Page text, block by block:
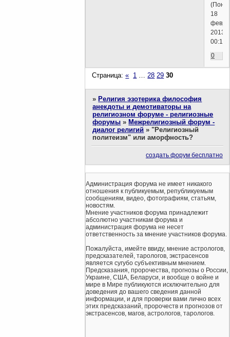
18
2013г.
00:19)
0
Страница:« 1 … 28 29 30
»Религия эзотерика философия
анекдоты и демотиваторы на
религиозном форуме - религиозные
форумы »Межрелигиозный форум -
диалог религий » "Религиозный
политеизм" или аморфность?
создать форум бесплатно
Администрация форума не имеет никакого
отношения к публикуемым, републикуемым
сообщениям, видео, фотографиям, статьям,
новостям.
Мнение участников форума принадлежит
абсолютно участникам форума и
администрация форума не несет
ответственность за мнение участников форума.
Пожалуйста, имейте ввиду, мнение астрологов,
предсказателей, тарологов, экстрасенсов
является сугубо субъективным мнением.
Предсказания, пророчества, прогнозы о России,
Украине, США, Беларуси, и вообще о войне и
мире в Мире публикуются исключительно для
доведения до вашего сведения данной
информации, и для проверки вами лично всех
этих предсказаний, пророчеств и прогнозов от
экстрасенсов, магов, астрологов, тарологов.